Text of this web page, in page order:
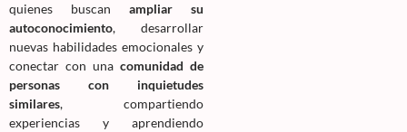
quienes buscan ampliar su
autoconocimiento, desarrollar
nuevas habilidades emocionales y
conectar con una comunidad de
personas con inquietudes
similares, compartiendo
experiencias y aprendiendo